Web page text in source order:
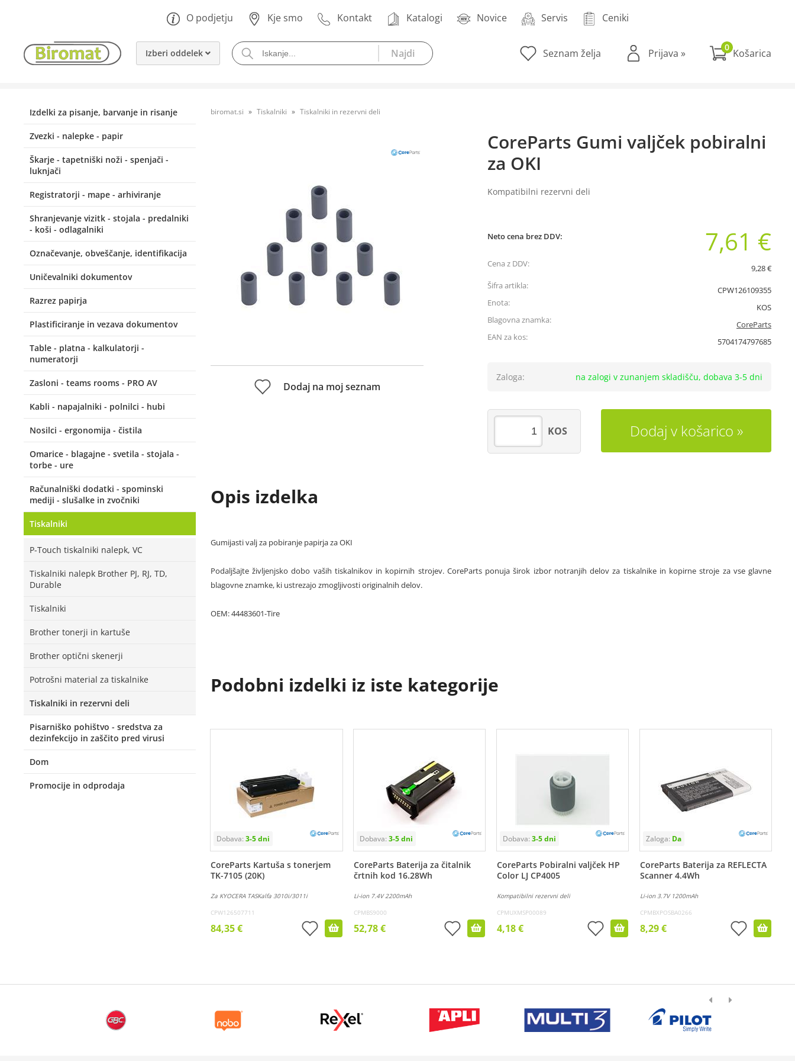
O podjetju Kje smo Kontakt Katalogi Novice Servis Ceniki
Izberi oddelek Seznam želja Prijava » 0
Izdelki za pisanje, barvanje in risanje
Zvezki - nalepke - papir
Škarje - tapetniški noži - spenjači -
luknjači
Registratorji - mape - arhiviranje
Shranjevanje vizitk - stojala - predalniki
- koši - odlagalniki
Označevanje, obveščanje, identifikacija
Uničevalniki dokumentov
Razrez papirja
Plastificiranje in vezava dokumentov
Table - platna - kalkulatorji -
numeratorji
Zasloni - teams rooms - PRO AV
Kabli - napajalniki - polnilci - hubi
Nosilci - ergonomija - čistila
Omarice - blagajne - svetila - stojala -
torbe - ure
Računalniški dodatki - spominski
mediji - slušalke in zvočniki
Tiskalniki
P-Touch tiskalniki nalepk, VC
Tiskalniki nalepk Brother PJ, RJ, TD,
Durable
Tiskalniki
Brother tonerji in kartuše
Brother optični skenerji
Potrošni material za tiskalnike
Tiskalniki in rezervni deli
Pisarniško pohištvo - sredstva za
dezinfekcijo in zaščito pred virusi
Dom
Promocije in odprodaja
biromat.si Tiskalniki Tiskalniki in rezervni deli
CoreParts Gumi valjček pobiralni
za OKI
Kompatibilni rezervni deli
Dodaj na moj seznam
Neto cena brez DDV: 7,61 €
Cena z DDV:
9,28 €
Šifra artikla:
CPW126109355
Enota:
KOS
Blagovna znamka:
CoreParts
EAN za kos:
5704174797685
Zaloga: na zalogi v zunanjem skladišču, dobava 3-5 dni
Dodaj v košarico
KOS
Opis izdelka
Gumijasti valj za pobiranje papirja za OKI
Podaljšajte življenjsko dobo vaših tiskalnikov in kopirnih strojev. CoreParts ponuja širok izbor notranjih delov za tiskalnike in kopirne stroje za vse glavne
blagovne znamke, ki ustrezajo zmogljivosti originalnih delov.
OEM: 44483601-Tire
Podobni izdelki iz iste kategorije
CoreParts Kartuša s tonerjem
TK-7105 (20K)
Za KYOCERA TASKalfa 3010i/3011i
CPW126507711
84,35 €
CoreParts Baterija za čitalnik
črtnih kod 16.28Wh
Li-ion 7.4V 2200mAh
CPMBS9000
52,78 €
CoreParts Pobiralni valjček HP
Color LJ CP4005
Kompatibilni rezervni deli
CPMUXMSP00089
4,18 €
CoreParts Baterija za REFLECTA
Scanner 4.4Wh
Li-ion 3.7V 1200mAh
CPMBXPOSBA0266
8,29 €